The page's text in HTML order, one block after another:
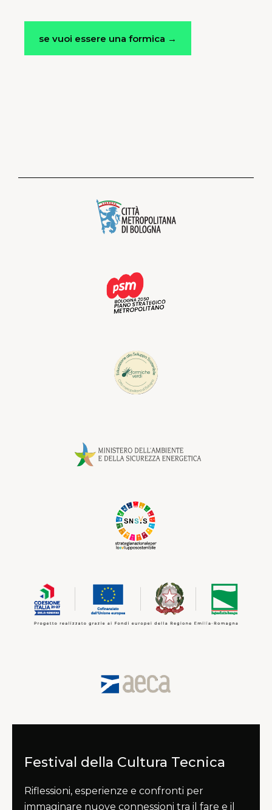
se vuoi essere una formica →
Festival della Cultura Tecnica
Riflessioni, esperienze e confronti per
immaginare nuove connessioni tra il fare e il